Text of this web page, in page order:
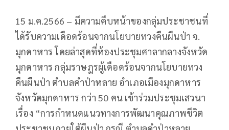
15 ม.ค.2566 – มีความคืบหน้าของกลุ่มประชาชนที่
ได้รับความเดือดร้อนจากนโยบายทวงคืนผืนป่า จ.
มุกดาหาร โดยล่าสุดที่ห้องประชุมศาลากลางจังหวัด
มุกดาหาร กลุ่มราษฎรผู้เดือดร้อนจากนโยบายทวง
คืนผืนป่า ตำบลคำป่าหลาย อำเภอเมืองมุกดาหาร
จังหวัดมุกดาหาร กว่า 50 คน เข้าร่วมประชุมเสวนา
เรื่อง “การกำหนดแนวทางการพัฒนาคุณภาพชีวิต